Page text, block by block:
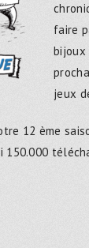
faire
bijoux
jeux
12 ème
150.000